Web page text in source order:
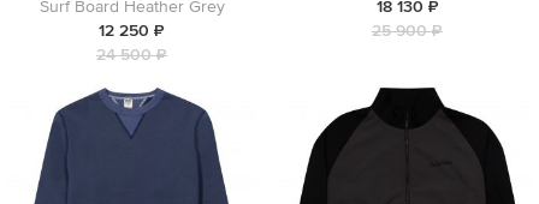
Surf Board Heather Grey
12 250 ₽
24 500 ₽
18 130 ₽
25 900 ₽